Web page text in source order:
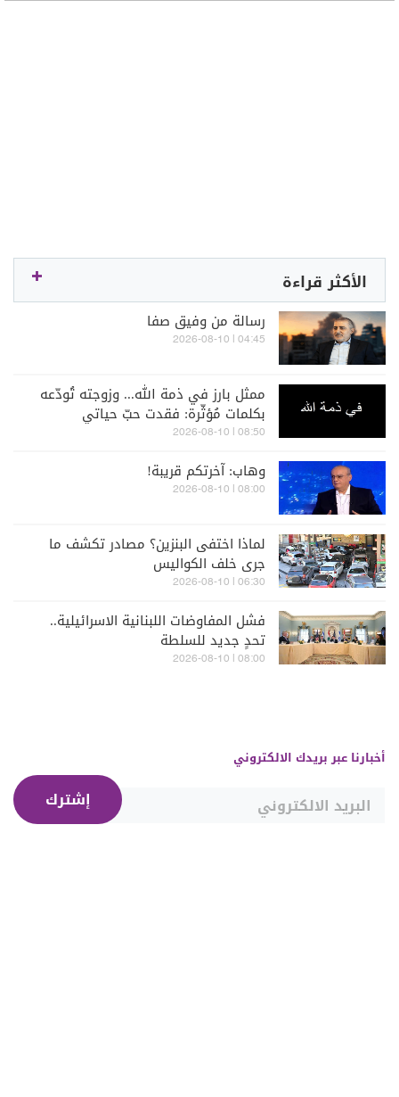
الأكثر قراءة
رسالة من وفيق صفا
04:45 | 2026-08-10
ممثل بارز في ذمة الله... وزوجته تُودّعه
بكلمات مُؤثّرة: فقدت حبّ حياتي
08:50 | 2026-08-10
وهاب: آخرتكم قريبة!
08:00 | 2026-08-10
لماذا اختفى البنزين؟ مصادر تكشف ما
جرى خلف الكواليس
06:30 | 2026-08-10
فشل المفاوضات اللبنانية الاسرائيلية..
تحدٍ جديد للسلطة
08:00 | 2026-08-10
أخبارنا عبر بريدك الالكتروني
إشترك